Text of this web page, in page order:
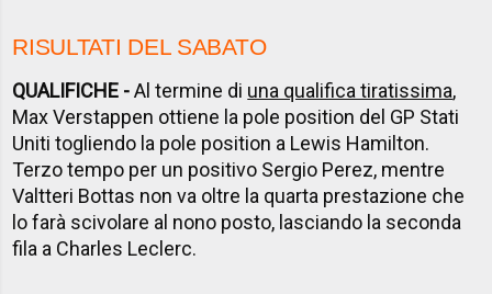
RISULTATI DEL SABATO
QUALIFICHE -Al termine di una qualifica tiratissima,
Max Verstappen ottiene la pole position del GP Stati
Uniti togliendo la pole position a Lewis Hamilton.
Terzo tempo per un positivo Sergio Perez, mentre
Valtteri Bottas non va oltre la quarta prestazione che
lo farà scivolare al nono posto, lasciando la seconda
fila a Charles Leclerc.